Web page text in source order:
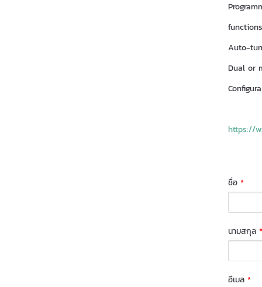
Auto-
Dual or
https://
ชื่อ *
นามสกุล *
อีเมล *